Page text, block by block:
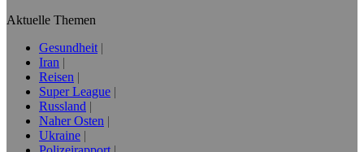
Aktuelle Themen
Gesundheit
Iran
Reisen
Super League
Russland
Naher Osten
Ukraine